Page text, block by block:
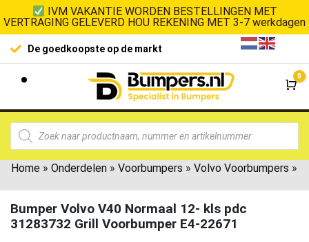
IVM VAKANTIE WORDEN BESTELLINGEN MET
VERTRAGING GELEVERD HOU REKENING MET 3-7 werkdagen
op de markt 100%
0
Home » Onderdelen » Voorbumpers » Volvo Voorbumpers »
Bumper Volvo V40 Normaal 12- kls pdc
31283732 Grill Voorbumper E4-22671